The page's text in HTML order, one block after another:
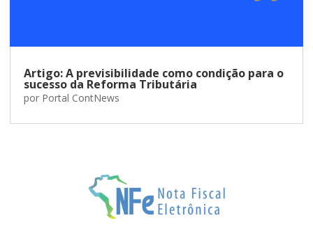
Artigo: A previsibilidade como condição para o
sucesso da Reforma Tributária
por Portal ContNews